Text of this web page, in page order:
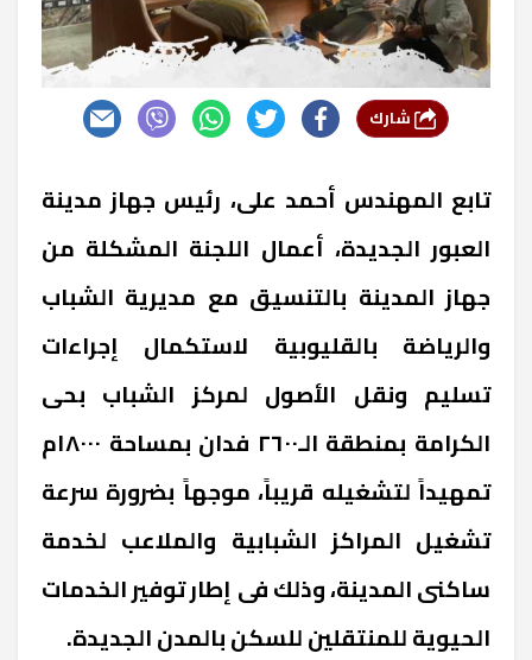
تابع المهندس أحمد على، رئيس جهاز مدينة
العبور الجديدة، أعمال اللجنة المشكلة من
جهاز المدينة بالتنسيق مع مديرية الشباب
والرياضة بالقليوبية لاستكمال إجراءات
تسليم ونقل الأصول لمركز الشباب بحى
الكرامة بمنطقة الـ٢٦٠٠ فدان بمساحة ١٨٠٠٠م
تمهيداً لتشغيله قريباً، موجهاً بضرورة سرعة
تشغيل المراكز الشبابية والملاعب لخدمة
ساكنى المدينة، وذلك فى إطار توفير الخدمات
الحيوية للمنتقلين للسكن بالمدن الجديدة.